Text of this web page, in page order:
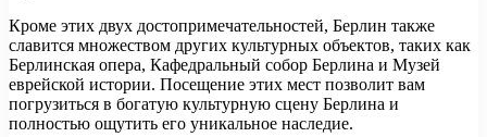
Кроме этих двух достопримечательностей, Берлин также
славится множеством других культурных объектов, таких как
Берлинская опера, Кафедральный собор Берлина и Музей
еврейской истории. Посещение этих мест позволит вам
погрузиться в богатую культурную сцену Берлина и
полностью ощутить его уникальное наследие.